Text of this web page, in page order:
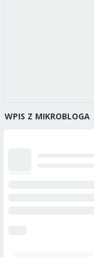
WPIS Z MIKROBLOGA